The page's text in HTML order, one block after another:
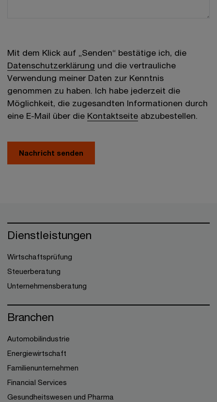
Mit dem Klick auf „Senden“ bestätige ich, die
Datenschutzerklärung und die vertrauliche
Verwendung meiner Daten zur Kenntnis
genommen zu haben. Ich habe jederzeit die
Möglichkeit, die zugesandten Informationen durch
eine E-Mail über die Kontaktseite abzubestellen.
Nachricht senden
Dienstleistungen
Wirtschaftsprüfung
Steuerberatung
Unternehmensberatung
Branchen
Automobilindustrie
Energiewirtschaft
Familienunternehmen
Financial Services
Gesundheitswesen und Pharma